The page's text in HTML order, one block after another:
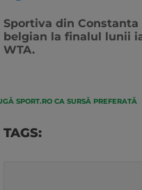
Sportiva din
belgian la finalul lunii
WTA.
SPORT.RO CA SURSĂ PREFERATĂ
TAGS: